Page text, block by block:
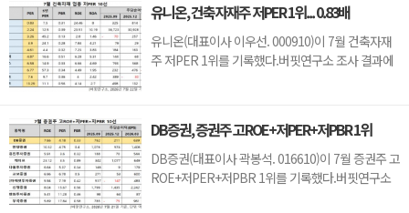
를 이었다.인크로스는 지난 1분기 매출액 105억원,
영업이익 15억원으로 전년동기대비 매출액은 2.9%
증가, 영업이익은 25% 감소했다(K-...
유니온, 건축자재주 저PER 1위... 0.83배
유니온(대표이사 이우선. 000910)이 7월 건축자재
주 저PER 1위를 기록했다.버핏연구소 조사 결과에
1분기 매출액 452억원, 영업손실 7억원으로 전년동
기대비 매출액은 10.3% 감소, 영업이익은 17억원
감소하며 적...
DB증권, 증권주 고ROE+저PER+저PBR 1위
DB증권(대표이사 곽봉석. 016610)이 7월 증권주 고
ROE+저PER+저PBR 1위를 기록했다.버핏연구소